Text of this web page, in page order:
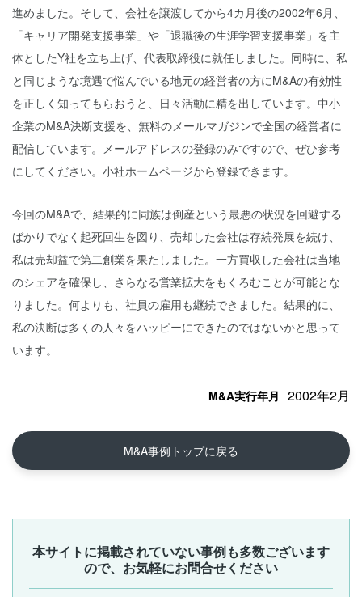
進めました。そして、会社を譲渡してから4カ月後の2002年6月、
「キャリア開発支援事業」や「退職後の生涯学習支援事業」を主
体としたY社を立ち上げ、代表取締役に就任しました。同時に、私
と同じような境遇で悩んでいる地元の経営者の方にM&Aの有効性
を正しく知ってもらおうと、日々活動に精を出しています。中小
企業のM&A決断支援を、無料のメールマガジンで全国の経営者に
配信しています。メールアドレスの登録のみですので、ぜひ参考
にしてください。小社ホームページから登録できます。
今回のM&Aで、結果的に同族は倒産という最悪の状況を回避する
ばかりでなく起死回生を図り、売却した会社は存続発展を続け、
私は売却益で第二創業を果たしました。一方買収した会社は当地
のシェアを確保し、さらなる営業拡大をもくろむことが可能とな
りました。何よりも、社員の雇用も継続できました。結果的に、
私の決断は多くの人々をハッピーにできたのではないかと思って
います。
M&A実行年月 2002年2月
M&A事例トップに戻る
本サイトに掲載されていない事例も多数ございます
ので、お気軽にお問合せください